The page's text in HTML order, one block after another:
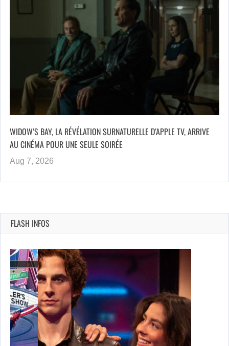
WIDOW’S BAY, LA RÉVÉLATION SURNATURELLE D’APPLE TV, ARRIVE
AU CINÉMA POUR UNE SEULE SOIRÉE
Aug 7, 2026
FLASH INFOS